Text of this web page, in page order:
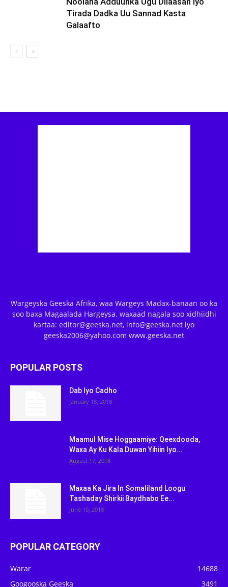
Tirada Dadka Uu Sannad Kasta
Galaafto
Wargeyska Geeska Afrika, waa Wargeys Madax-banaan oo ka
soo baxa Magaalada Hargeysa. waxaad nagala soo xidhiidhi
kartaa: editor@geeska.net, info@geeska.net iyo
geeska2006@yahoo.com www.geeska.net
POPULAR POSTS
Dab Iyo Cadho
January 18, 2018
Maamul Mise Hoggaamiye: Qeexdooda,
Waxa Ay Ku Kala Duwan Yihiin Iyo...
August 17, 2018
Maxaa Ka Jira In Somaliland Loogu
Tashaday Shirkii Baydhabo Ee...
June 10, 2018
POPULAR CATEGORY
Warar
14688
Googooska Geeska
3491